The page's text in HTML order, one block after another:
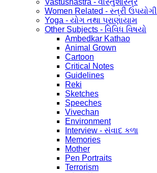
Vastushastra - વાસ્તુશાસ્ત્ર
Women Related - સ્ત્રી ઉપયોગી
Yoga - યોગ તથા પ્રાણાયામ
Other Subjects - વિવિધ વિષયો
Ambedkar Kathao
Animal Grown
Cartoon
Critical Notes
Guidelines
Reki
Sketches
Speeches
Vivechan
Environment
Interview - સંવાદ કળા
Memories
Mother
Pen Portraits
Terrorism